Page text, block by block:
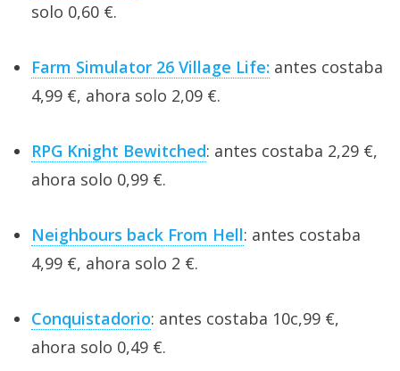
solo 0,60 €.
Farm Simulator 26 Village Life: antes costaba
4,99 €, ahora solo 2,09 €.
RPG Knight Bewitched: antes costaba 2,29 €,
ahora solo 0,99 €.
Neighbours back From Hell: antes costaba
4,99 €, ahora solo 2 €.
Conquistadorio: antes costaba 10c,99 €,
ahora solo 0,49 €.